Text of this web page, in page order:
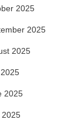
2025
2025
2025
2025
2025